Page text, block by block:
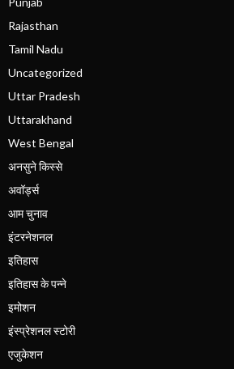
Rajasthan
Tamil Nadu
Uncategorized
Uttar Pradesh
Uttarakhand
West Bengal
अनसुने किस्से
अवॉर्ड्स
आम चुनाव
इंटरनेशनल
इतिहास
इतिहास के पन्ने
इमोशन
इंस्प्रेशनल स्टोरी
एजुकेशन